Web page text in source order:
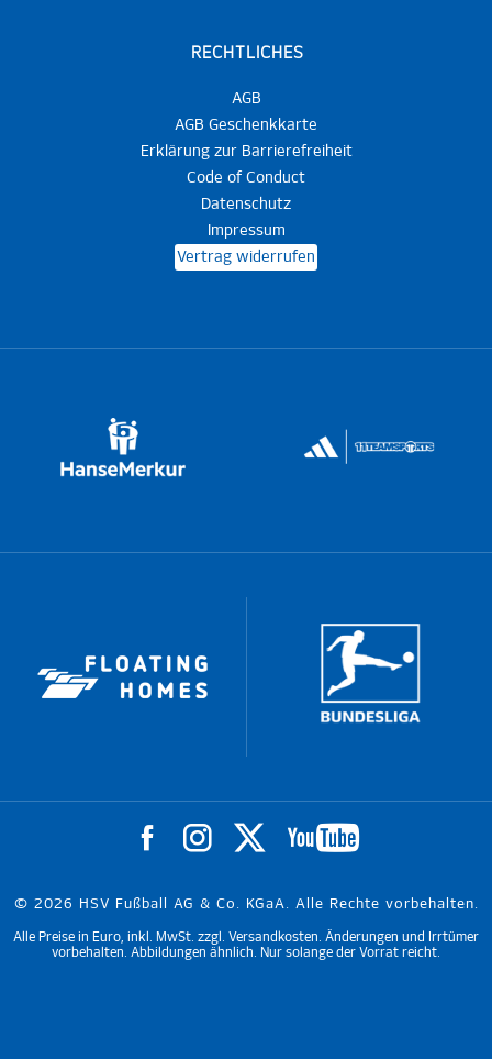
RECHTLICHES
AGB
AGB Geschenkkarte
Erklärung zur Barrierefreiheit
Code of Conduct
Datenschutz
Impressum
Vertrag widerrufen
© 2026 HSV Fußball AG & Co. KGaA. Alle Rechte vorbehalten.
Alle Preise in Euro, inkl. MwSt. zzgl. Versandkosten. Änderungen und Irrtümer
vorbehalten. Abbildungen ähnlich. Nur solange der Vorrat reicht.